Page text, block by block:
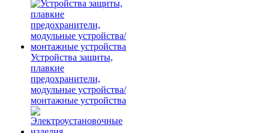
Устройства защиты,
плавкие
предохранители,
модульные устройства/
монтажные устройства